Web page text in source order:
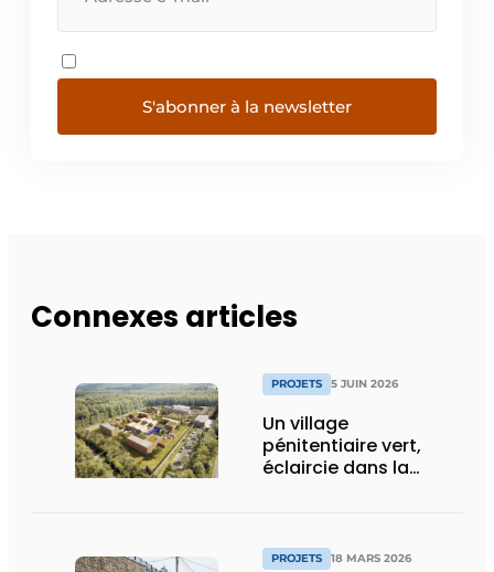
S'abonner à la newsletter
Connexes articles
PROJETS 5 JUIN 2026
Un village
pénitentiaire vert,
éclaircie dans la
PROJETS 18 MARS 2026